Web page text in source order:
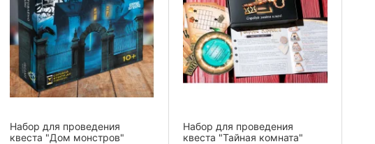
Набор для проведения
квеста "Дом монстров"
Набор для проведения
квеста "Тайная комната"